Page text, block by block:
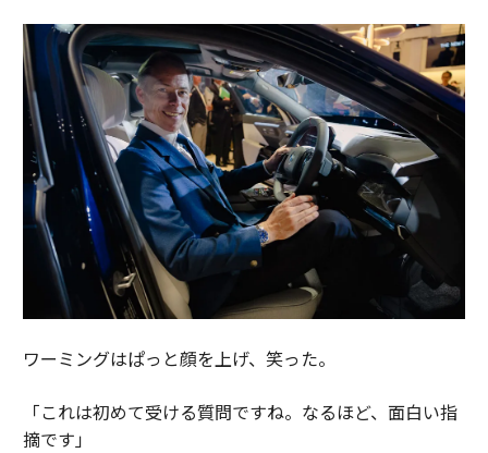
ワーミングはぱっと顔を上げ、笑った。
「これは初めて受ける質問ですね。なるほど、面白い指
摘です」